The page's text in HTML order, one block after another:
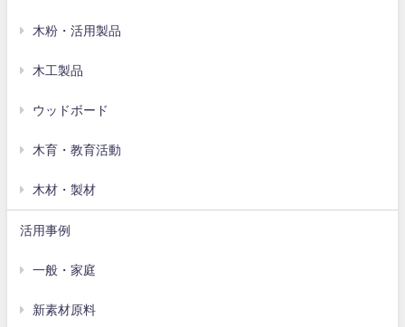
木粉・活用製品
木工製品
ウッドボード
木育・教育活動
木材・製材
活用事例
一般・家庭
新素材原料